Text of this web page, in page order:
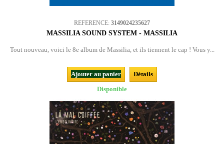
REFERENCE: 3149024235627
MASSILIA SOUND SYSTEM - MASSILIA
Tout nouveau, voici le 8e album de Massilia, et ils tiennent le cap ! Vous y...
Ajouter au panier
Détails
Disponible